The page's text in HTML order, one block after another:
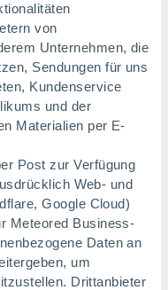
von
Unternehmen, die
Sendungen für uns
Kundenservice
und der
Materialien per E-
Post zur Verfügung
Web- und
Google Cloud)
Meteored Business-
Daten an
um
Drittanbieter